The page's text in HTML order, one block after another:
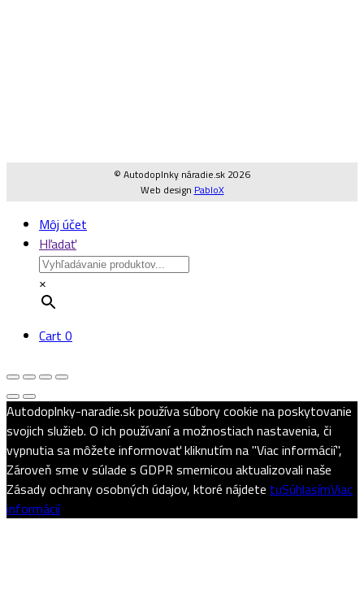
© Autodoplnky náradie.sk 2026
Web design PabloX
Môj účet
Hľadať
×
Cart 0
Autodoplnky-naradie.sk používa súbory cookie na poskytovanie
svojich služieb. O ich používaní a možnostiach nastavenia, či
vypnutia sa môžete informovať kliknutím na "Viac informácií",
Zároveň sme v súlade s GDPR smernicou aktualizovali naše
Zásady ochrany osobných údajov, ktoré nájdete tuSúhlasímViac
informácií